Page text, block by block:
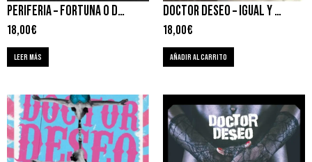
PERIFERIA – FORTUNA O DISCORDIA
18,00€
LEER MÁS
DOCTOR DESEO – IGUAL Y DIFERENTE. UNA MIRADA DISTINTA
18,00€
AÑADIR AL CARRITO